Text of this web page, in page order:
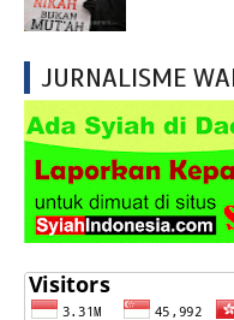
JURNALISME